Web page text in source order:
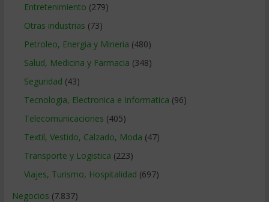
Entretenimiento (279)
Otras industrias (73)
Petroleo, Energia y Mineria (480)
Salud, Medicina y Farmacia (348)
Seguridad (43)
Tecnologia, Electronica e Informatica (96)
Telecomunicaciones (405)
Textil, Vestido, Calzado, Moda (47)
Transporte y Logistica (223)
Viajes, Turismo, Hospitalidad (697)
Negocios (7.837)